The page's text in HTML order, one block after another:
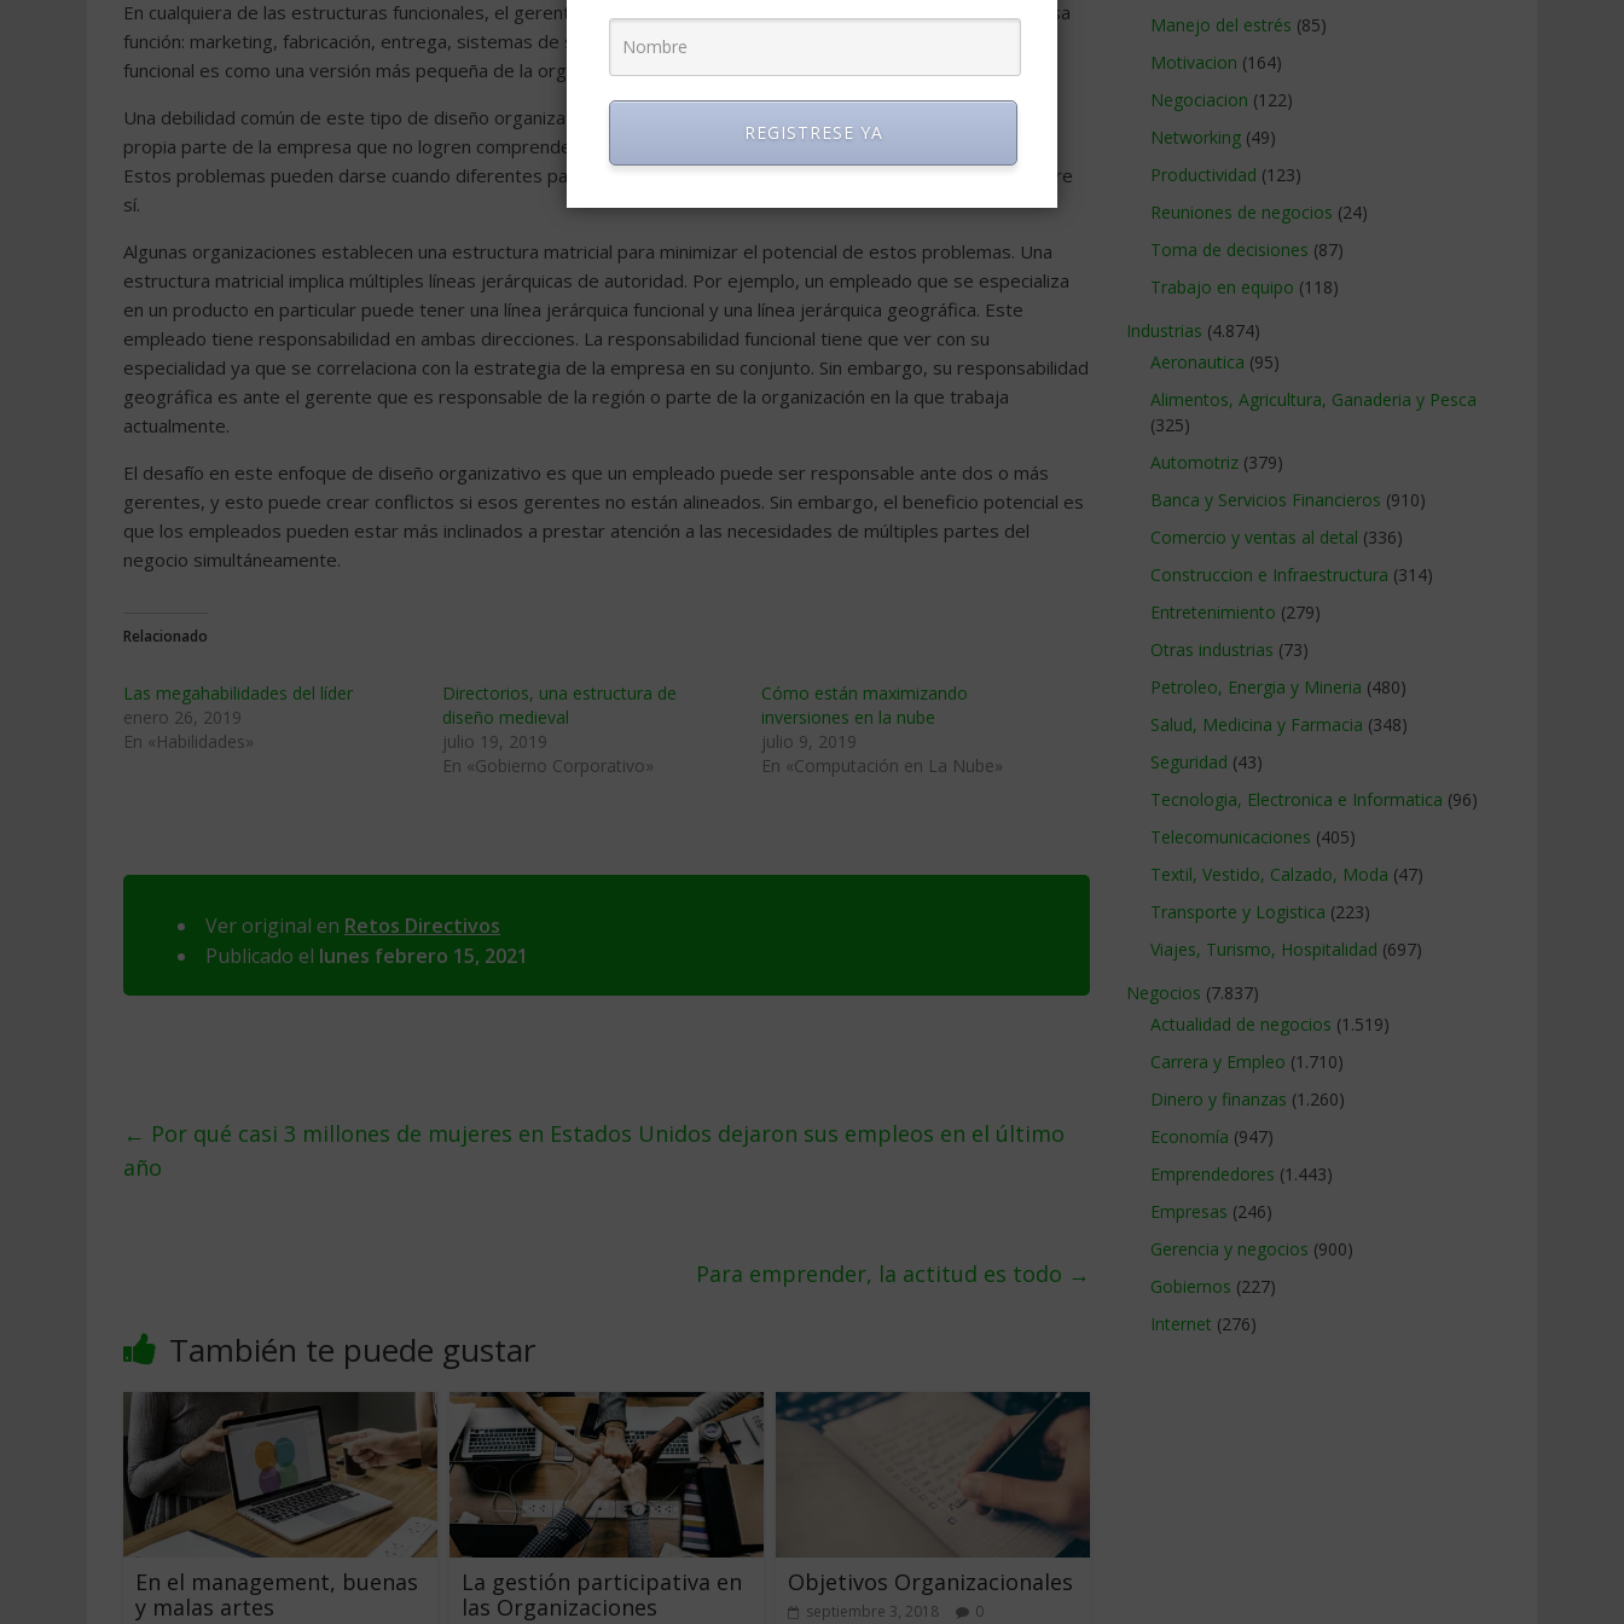
En cualquiera de las estructuras funcionales, el gerente supervisará todas las actividades que correspondan a esa
función: marketing, fabricación, entrega, sistemas de soporte al cliente, etc. De alguna manera, una estructura
funcional es como una versión más pequeña de la organización más grande.
Una debilidad común de este tipo de diseño organizativo es que las personas pueden concentrarse tanto en su
propia parte de la empresa que no logren comprender o conectarse con actividades organizativas más amplias.
Estos problemas pueden darse cuando diferentes partes de una organización no se comunican eficazmente entre
sí.
Algunas organizaciones establecen una estructura matricial para minimizar el potencial de estos problemas. Una
estructura matricial implica múltiples líneas jerárquicas de autoridad. Por ejemplo, un empleado que se especializa
en un producto en particular puede tener una línea jerárquica funcional y una línea jerárquica geográfica. Este
empleado tiene responsabilidad en ambas direcciones. La responsabilidad funcional tiene que ver con su
especialidad ya que se correlaciona con la estrategia de la empresa en su conjunto. Sin embargo, su responsabilidad
geográfica es ante el gerente que es responsable de la región o parte de la organización en la que trabaja
actualmente.
El desafío en este enfoque de diseño organizativo es que un empleado puede ser responsable ante dos o más
gerentes, y esto puede crear conflictos si esos gerentes no están alineados. Sin embargo, el beneficio potencial es
que los empleados pueden estar más inclinados a prestar atención a las necesidades de múltiples partes del
negocio simultáneamente.
Relacionado
Las megahabilidades del líder
enero 26, 2019
En «Habilidades»
Directorios, una estructura de
diseño medieval
julio 19, 2019
En «Gobierno Corporativo»
Cómo están maximizando
inversiones en la nube
julio 9, 2019
En «Computación en La Nube»
Ver original en Retos Directivos
Publicado el lunes febrero 15, 2021
← Por qué casi 3 millones de mujeres en Estados Unidos dejaron sus empleos en el último
año
Para emprender, la actitud es todo →
También te puede gustar
En el management, buenas
y malas artes
La gestión participativa en
las Organizaciones
Objetivos Organizacionales
septiembre 3, 2018 0
Manejo del estrés (85)
Motivacion (164)
Negociacion (122)
Networking (49)
Productividad (123)
Reuniones de negocios (24)
Toma de decisiones (87)
Trabajo en equipo (118)
Industrias (4.874)
Aeronautica (95)
Alimentos, Agricultura, Ganaderia y Pesca
(325)
Automotriz (379)
Banca y Servicios Financieros (910)
Comercio y ventas al detal (336)
Construccion e Infraestructura (314)
Entretenimiento (279)
Otras industrias (73)
Petroleo, Energia y Mineria (480)
Salud, Medicina y Farmacia (348)
Seguridad (43)
Tecnologia, Electronica e Informatica (96)
Telecomunicaciones (405)
Textil, Vestido, Calzado, Moda (47)
Transporte y Logistica (223)
Viajes, Turismo, Hospitalidad (697)
Negocios (7.837)
Actualidad de negocios (1.519)
Carrera y Empleo (1.710)
Dinero y finanzas (1.260)
Economía (947)
Emprendedores (1.443)
Empresas (246)
Gerencia y negocios (900)
Gobiernos (227)
Internet (276)
REGISTRESE YA